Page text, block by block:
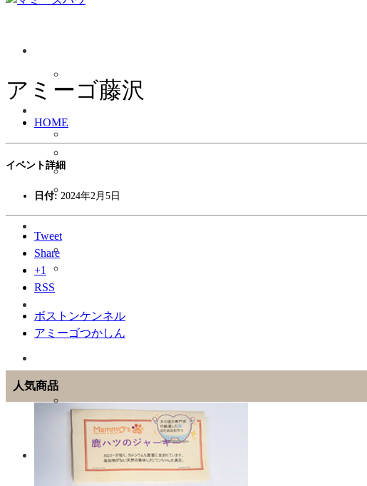
アミーゴ藤沢
HOME
イベント詳細
日付: 2024年2月5日
Tweet
Share
+1
RSS
ボストンケンネル
アミーゴつかしん
人気商品